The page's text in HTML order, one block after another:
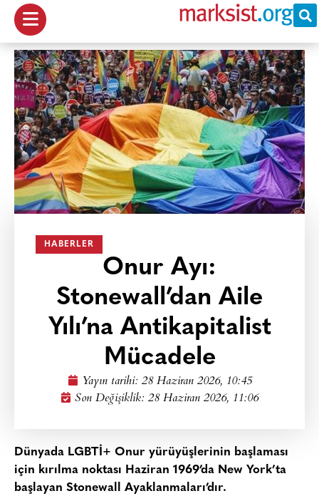
HABERLER
Onur Ayı:
Stonewall’dan Aile
Yılı’na Antikapitalist
Mücadele
Yayın tarihi: 28 Haziran 2026, 10:45
Son Değişiklik: 28 Haziran 2026, 11:06
Dünyada LGBTİ+ Onur yürüyüşlerinin başlaması
için kırılma noktası Haziran 1969’da New York’ta
başlayan Stonewall Ayaklanmaları’dır.